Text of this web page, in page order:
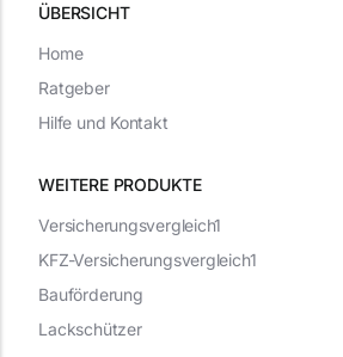
ÜBERSICHT
WEITERE PRODUKTE
Versicherungsvergleich1
KFZ-Versicherungsvergleich1
Bauförderung
Lackschützer
Home
Ratgeber
Hilfe und Kontakt